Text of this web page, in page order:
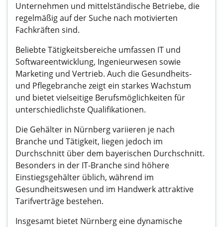
Unternehmen und mittelständische Betriebe, die
regelmäßig auf der Suche nach motivierten
Fachkräften sind.
Beliebte Tätigkeitsbereiche umfassen IT und
Softwareentwicklung, Ingenieurwesen sowie
Marketing und Vertrieb. Auch die Gesundheits-
und Pflegebranche zeigt ein starkes Wachstum
und bietet vielseitige Berufsmöglichkeiten für
unterschiedlichste Qualifikationen.
Die Gehälter in Nürnberg variieren je nach
Branche und Tätigkeit, liegen jedoch im
Durchschnitt über dem bayerischen Durchschnitt.
Besonders in der IT-Branche sind höhere
Einstiegsgehälter üblich, während im
Gesundheitswesen und im Handwerk attraktive
Tarifverträge bestehen.
Insgesamt bietet Nürnberg eine dynamische